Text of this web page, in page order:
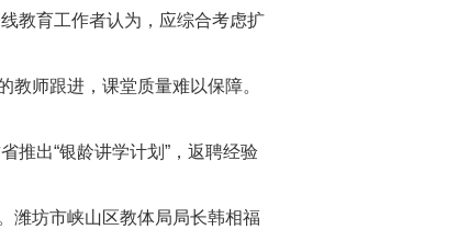
教育工作者认为，应综合考虑扩
师跟进，课堂质量难以保障。
推出“银龄讲学计划”，返聘经验
潍坊市峡山区教体局局长韩相福